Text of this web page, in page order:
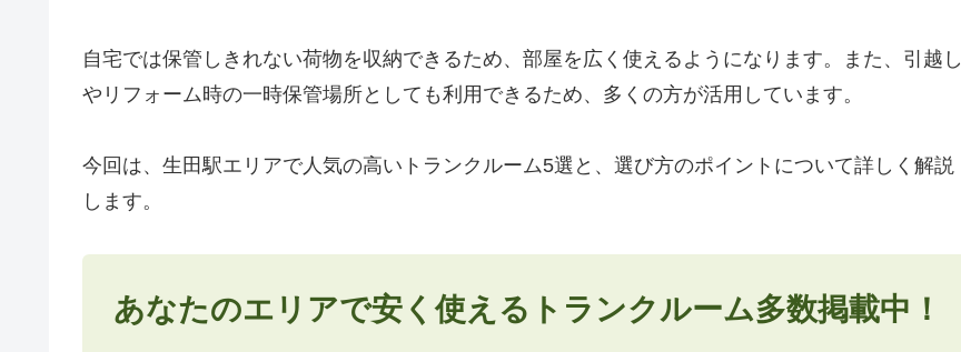
自宅では保管しきれない荷物を収納できるため、部屋を広く使えるようになります。また、引越し
やリフォーム時の一時保管場所としても利用できるため、多くの方が活用しています。
今回は、生田駅エリアで人気の高いトランクルーム5選と、選び方のポイントについて詳しく解説
します。
あなたのエリアで安く使えるトランクルーム多数掲載中！